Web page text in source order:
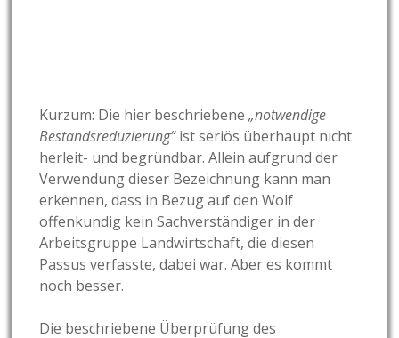
Kurzum: Die hier beschriebene„notwendige
Bestandsreduzierung“ist seriös überhaupt nicht
herleit- und begründbar. Allein aufgrund der
Verwendung dieser Bezeichnung kann man
erkennen, dass in Bezug auf den Wolf
offenkundig kein Sachverständiger in der
Arbeitsgruppe Landwirtschaft, die diesen
Passus verfasste, dabei war. Aber es kommt
noch besser.
Die beschriebene Überprüfung des